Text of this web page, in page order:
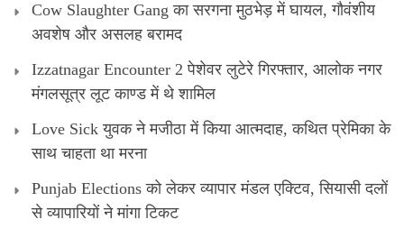
Cow Slaughter Gang का सरगना मुठभेड़ में घायल, गौवंशीय
अवशेष और असलह बरामद
Izzatnagar Encounter 2 पेशेवर लुटेरे गिरफ्तार, आलोक नगर
मंगलसूत्र लूट काण्‍ड में थे शामिल
Love Sick युवक ने मजीठा में किया आत्मदाह, कथित प्रेमिका के
साथ चाहता था मरना
Punjab Elections को लेकर व्यापार मंडल एक्टिव, सियासी दलों
से व्यापारियों ने मांगा टिकट